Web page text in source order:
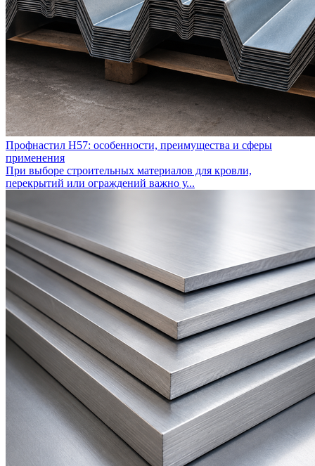
Профнастил Н57: особенности, преимущества и сферы
применения
При выборе строительных материалов для кровли,
перекрытий или ограждений важно у...